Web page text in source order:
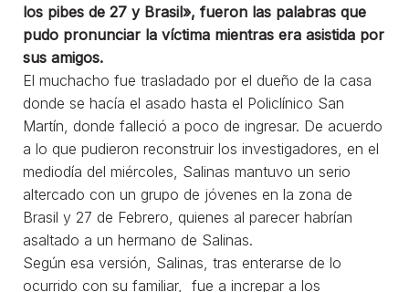
los pibes de 27 y Brasil», fueron las palabras que
pudo pronunciar la víctima mientras era asistida por
sus amigos.
El muchacho fue trasladado por el dueño de la casa
donde se hacía el asado hasta el Policlínico San
Martín, donde falleció a poco de ingresar. De acuerdo
a lo que pudieron reconstruir los investigadores, en el
mediodía del miércoles, Salinas mantuvo un serio
altercado con un grupo de jóvenes en la zona de
Brasil y 27 de Febrero, quienes al parecer habrían
asaltado a un hermano de Salinas.
Según esa versión, Salinas, tras enterarse de lo
ocurrido con su familiar, fue a increpar a los